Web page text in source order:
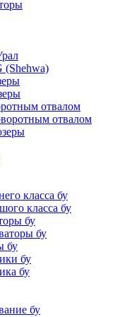
(Shehwa)
отвалом
отвалом
класса бу
класса бу
бу
бу
бу
бу
бу
бу